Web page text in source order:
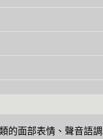
的面部表情、聲音語